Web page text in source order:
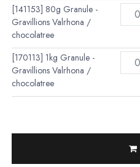
[141153] 80g Granule -
Gravillions Valrhona /
chocolatree
[170113] 1kg Granule -
Gravillions Valrhona /
chocolatree